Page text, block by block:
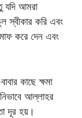
যদি আমরা
স্বীকার করি এবং
করে দেন এবং
কাছে ক্ষমা
আল্লাহর
দূর হয়।